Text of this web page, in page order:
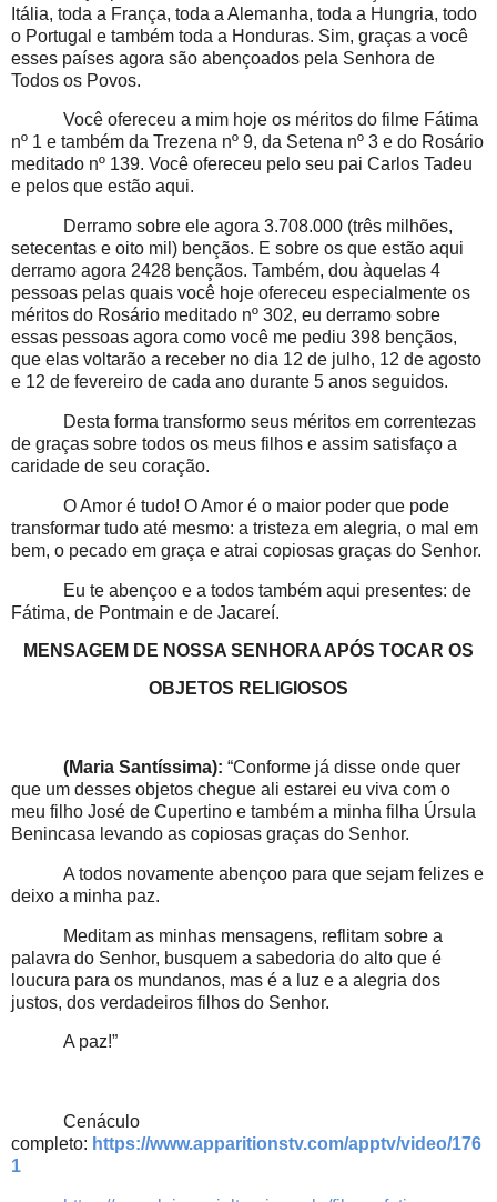
Itália, toda a França, toda a Alemanha, toda a Hungria, todo
o Portugal e também toda a Honduras. Sim, graças a você
esses países agora são abençoados pela Senhora de
Todos os Povos.
Você ofereceu a mim hoje os méritos do filme Fátima
nº 1 e também da Trezena nº 9, da Setena nº 3 e do Rosário
meditado nº 139. Você ofereceu pelo seu pai Carlos Tadeu
e pelos que estão aqui.
Derramo sobre ele agora 3.708.000 (três milhões,
setecentas e oito mil) bençãos. E sobre os que estão aqui
derramo agora 2428 bençãos. Também, dou àquelas 4
pessoas pelas quais você hoje ofereceu especialmente os
méritos do Rosário meditado nº 302, eu derramo sobre
essas pessoas agora como você me pediu 398 bençãos,
que elas voltarão a receber no dia 12 de julho, 12 de agosto
e 12 de fevereiro de cada ano durante 5 anos seguidos.
Desta forma transformo seus méritos em correntezas
de graças sobre todos os meus filhos e assim satisfaço a
caridade de seu coração.
O Amor é tudo! O Amor é o maior poder que pode
transformar tudo até mesmo: a tristeza em alegria, o mal em
bem, o pecado em graça e atrai copiosas graças do Senhor.
Eu te abençoo e a todos também aqui presentes: de
Fátima, de Pontmain e de Jacareí.
MENSAGEM DE NOSSA SENHORA APÓS TOCAR OS
OBJETOS RELIGIOSOS
(Maria Santíssima): “Conforme já disse onde quer
que um desses objetos chegue ali estarei eu viva com o
meu filho José de Cupertino e também a minha filha Úrsula
Benincasa levando as copiosas graças do Senhor.
A todos novamente abençoo para que sejam felizes e
deixo a minha paz.
Meditam as minhas mensagens, reflitam sobre a
palavra do Senhor, busquem a sabedoria do alto que é
loucura para os mundanos, mas é a luz e a alegria dos
justos, dos verdadeiros filhos do Senhor.
A paz!”
Cenáculo
completo: https://www.apparitionstv.com/apptv/video/176
1